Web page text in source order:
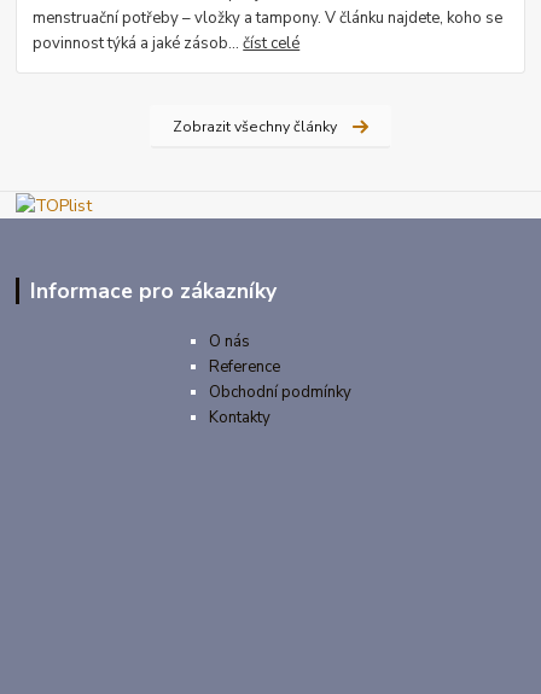
menstruační potřeby – vložky a tampony. V článku najdete, koho se
povinnost týká a jaké zásob...číst celé
Zobrazit všechny články
Informace pro zákazníky
O nás
Reference
Obchodní podmínky
Kontakty